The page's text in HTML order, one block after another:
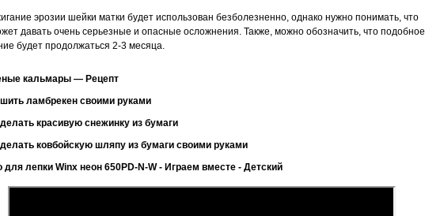
эрозии шейки матки будет использован безболезненно, однако нужно понимать, что
давать очень серьезные и опасные осложнения. Также, можно обозначить, что подобное
будет продолжаться 2-3 месяца.
кальмары — Рецепт
ламбрекен своими руками
красивую снежинку из бумаги
ковбойскую шляпу из бумаги своими руками
для лепки Winx неон 650PD-N-W - Играем вместе - Детский
эрозию шейки матки
эксцизия, конизация шейки матки
эрозии шейки матки - какой способ подходит вам?
от рака шейки матки: споры не стихают
после прижигания эрозии шейки матки
после прижигания эрозии
исцеления эрозии шейки матки
эрозии шейки матки всенародными методами
эрозии шейки матки лазером
шейки матки
против рака шейки матки
матки - звонки, причины, лечение!
от рака шейки матки
лечение эрозии шейки матки
и оказания эрозии шейки матки.
аномальных PAP мазок
Шейки Матки После Родов
рак шейки матки совместно
после прижигания шейки матки
от эрозии шейки матки, излечение эрозии шейки матки свечами
эрозии шейки матки радиоволновым прижиганием
ли беременная при эрозии шейки матки?
эрозию шейки матки после родов разными способами